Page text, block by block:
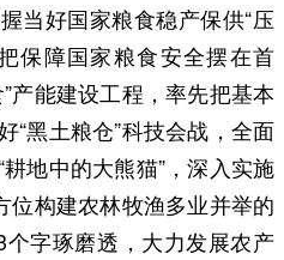
当好国家粮食稳产保供“压
保障国家粮食安全摆在首
产能建设工程，率先把基本
“黑土粮仓”科技会战，全面
地中的大熊猫”，深入实施
位构建农林牧渔多业并举的
个字琢磨透，大力发展农产